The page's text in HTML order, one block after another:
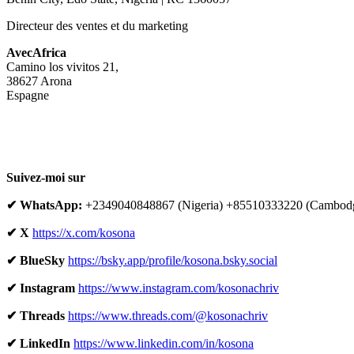
Directeur des ventes et du marketing
AvecAfrica
Camino los vivitos 21,
38627 Arona
Espagne
Suivez-moi sur
✔ WhatsApp: +2349040848867 (Nigeria) +85510333220
✔ X https://x.com/kosona
✔ BlueSky https://bsky.app/profile/kosona.bsky.social
✔ Instagram https://www.instagram.com/kosonachriv
✔ Threads https://www.threads.com/@kosonachriv
✔ LinkedIn https://www.linkedin.com/in/kosona